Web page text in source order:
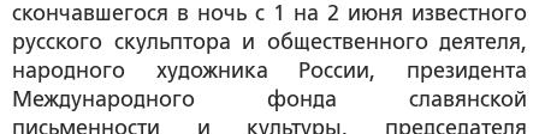
скончавшегося в ночь с 1 на 2 июня известного
русского скульптора и общественного деятеля,
народного художника России, президента
Международного фонда славянской
письменности и культуры, председателя